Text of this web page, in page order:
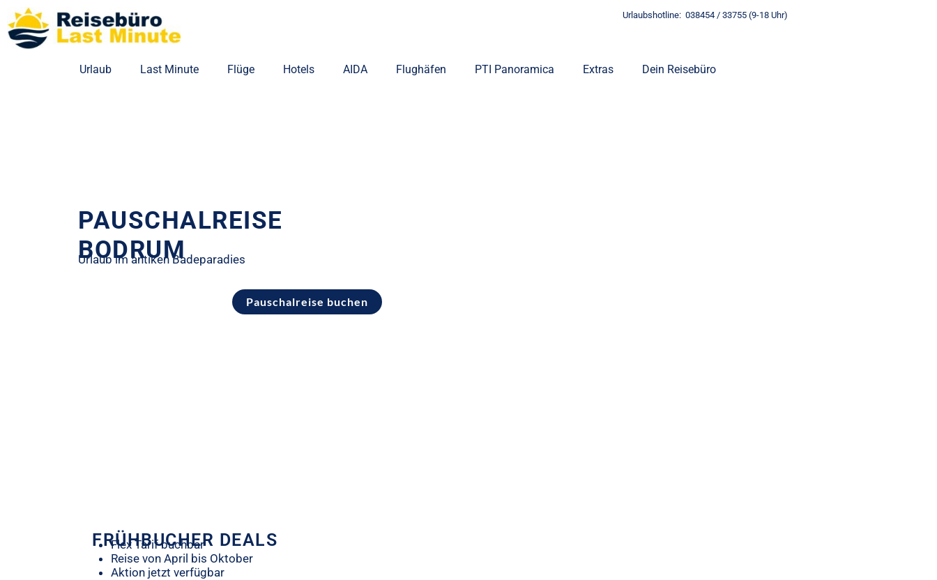
Zum
Inhalt
springen
Urlaubshotline: 038454 / 33755 (9-18 Uhr)
Urlaub Last Minute Flüge Hotels AIDA Flughäfen PTI Panoramica Extras Dein Reisebüro
PAUSCHALREISE
BODRUM
Urlaub im antiken Badeparadies
Pauschalreise buchen
FRÜHBUCHER DEALS
Flex Tarif buchbar
Reise von April bis Oktober
Aktion jetzt verfügbar